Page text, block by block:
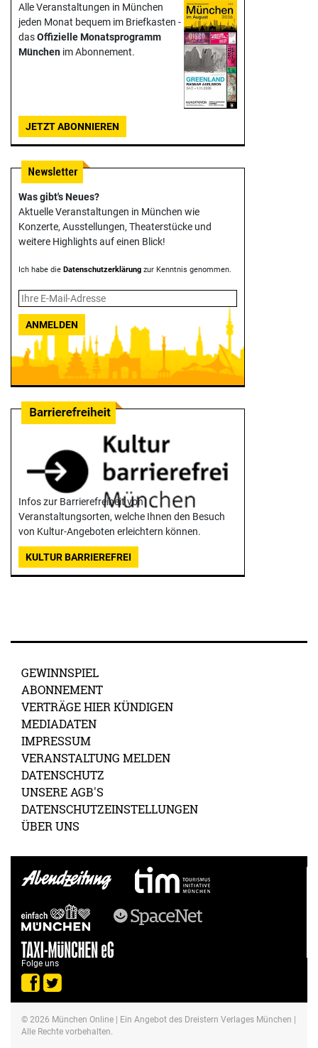
Alle Veranstaltungen in München
jeden Monat bequem im Briefkasten -
dasOffizielle Monats­programm
München im Abonnement.
JETZT ABONNIEREN
Was gibt's Neues?
Aktuelle Veranstaltungen in München wie
Konzerte, Ausstellungen, Theater­stücke und
weitere Highlights auf einen Blick!
Ich habe die Datenschutzerklärung zur Kenntnis genommen.
ANMELDEN
Infos zur Barrierefreiheit von
Veranstaltungsorten, welche Ihnen den Besuch
von Kultur-Angeboten erleichtern können.
KULTUR BARRIEREFREI
GEWINNSPIEL
ABONNEMENT
VERTRÄGE HIER KÜNDIGEN
MEDIADATEN
IMPRESSUM
VERANSTALTUNG MELDEN
DATENSCHUTZ
UNSERE AGB'S
DATENSCHUTZEINSTELLUNGEN
ÜBER UNS
Folge uns
© 2026 München Online | Ein Angebot des Dreistern Verlages München |
Alle Rechte vorbehalten.